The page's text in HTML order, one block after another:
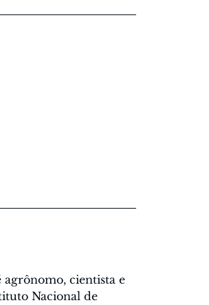
cientista e
Nacional de